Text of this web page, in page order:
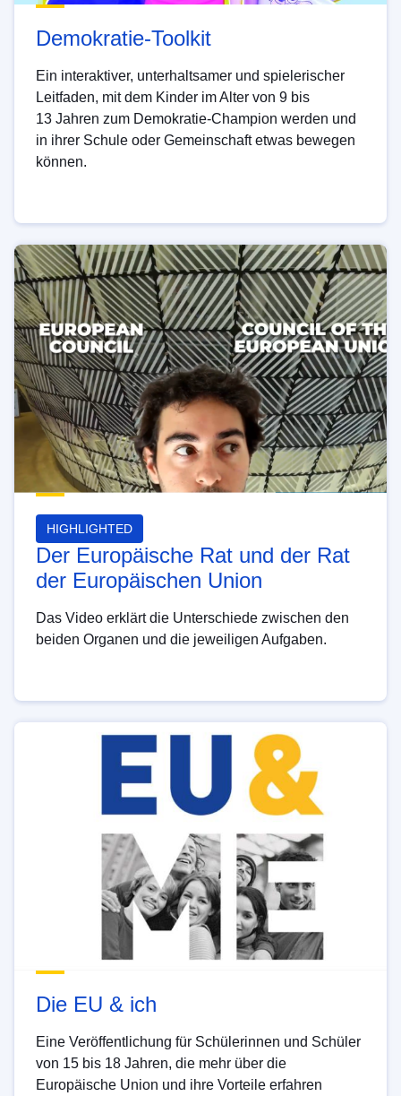
Demokratie-Toolkit
Ein interaktiver, unterhaltsamer und spielerischer
Leitfaden, mit dem Kinder im Alter von 9 bis
13 Jahren zum Demokratie-Champion werden und
in ihrer Schule oder Gemeinschaft etwas bewegen
können.
HIGHLIGHTED
Der Europäische Rat und der Rat
der Europäischen Union
Das Video erklärt die Unterschiede zwischen den
beiden Organen und die jeweiligen Aufgaben.
Die EU & ich
Eine Veröffentlichung für Schülerinnen und Schüler
von 15 bis 18 Jahren, die mehr über die
Europäische Union und ihre Vorteile erfahren